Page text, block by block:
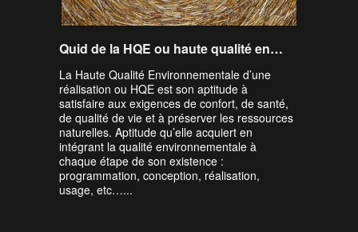
Quid de la HQE ou haute qualité environnementale
La Haute Qualité Environnementale d’une
réalisation ou HQE est son aptitude à
satisfaire aux exigences de confort, de santé,
de qualité de vie et à préserver les ressources
naturelles. Aptitude qu’elle acquiert en
intégrant la qualité environnementale à
chaque étape de son existence :
programmation, conception, réalisation,
usage, etc…...